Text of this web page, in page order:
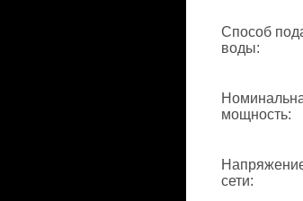
Способ
воды:
мощность:
сети: